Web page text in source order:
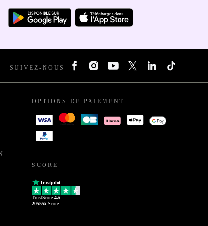
SUIVEZ-NOUS
OPTIONS DE PAIEMENT
SCORE
Trustpilot
TrustScore 4.6
205555 Score